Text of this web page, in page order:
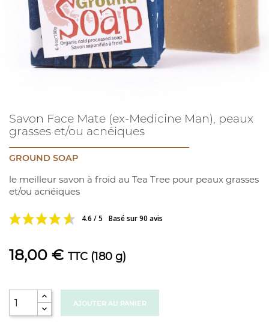
Savon Face Mate (ex-Medicine Man), peaux
grasses et/ou acnéiques
GROUND SOAP
le meilleur savon à froid au Tea Tree pour peaux grasses
et/ou acnéiques
4.6 / 5 Basé sur 90 avis
18,00 € TTC (180 g)
AJOUTER AU PANIER